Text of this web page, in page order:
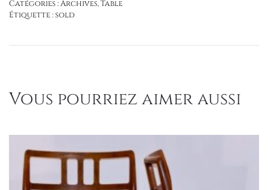
Catégories :Archives,Table
Étiquette :sold
Vous pourriez aimer aussi